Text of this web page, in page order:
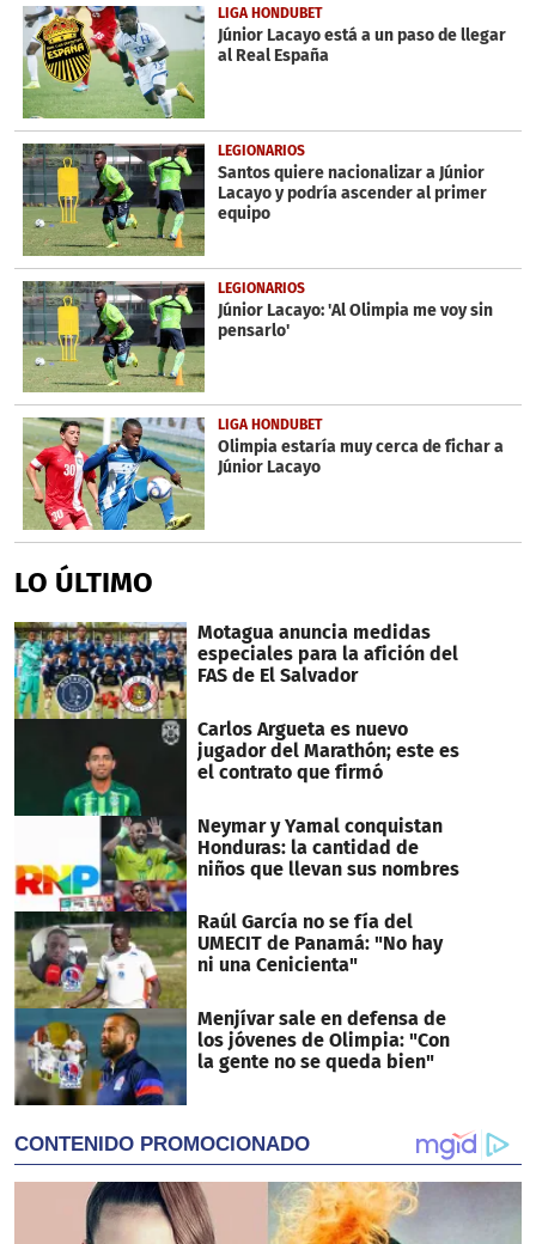
LIGA HONDUBET
Júnior Lacayo está a un paso de llegar
al Real España
LEGIONARIOS
Santos quiere nacionalizar a Júnior
Lacayo y podría ascender al primer
equipo
LEGIONARIOS
Júnior Lacayo: 'Al Olimpia me voy sin
pensarlo'
LIGA HONDUBET
Olimpia estaría muy cerca de fichar a
Júnior Lacayo
LO ÚLTIMO
Motagua anuncia medidas
especiales para la afición del
FAS de El Salvador
Carlos Argueta es nuevo
jugador del Marathón; este es
el contrato que firmó
Neymar y Yamal conquistan
Honduras: la cantidad de
niños que llevan sus nombres
Raúl García no se fía del
UMECIT de Panamá: "No hay
ni una Cenicienta"
Menjívar sale en defensa de
los jóvenes de Olimpia: "Con
la gente no se queda bien"